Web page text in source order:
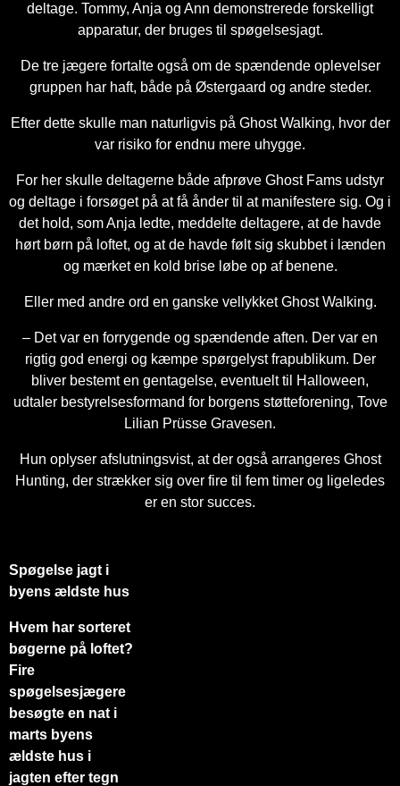
deltage. Tommy, Anja og Ann demonstrerede forskelligt
apparatur, der bruges til spøgelsesjagt.
De tre jægere fortalte også om de spændende oplevelser
gruppen har haft, både på Østergaard og andre steder.
Efter dette skulle man naturligvis på Ghost Walking, hvor der
var risiko for endnu mere uhygge.
For her skulle deltagerne både afprøve Ghost Fams udstyr
og deltage i forsøget på at få ånder til at manifestere sig. Og i
det hold, som Anja ledte, meddelte deltagere, at de havde
hørt børn på loftet, og at de havde følt sig skubbet i lænden
og mærket en kold brise løbe op af benene.
Eller med andre ord en ganske vellykket Ghost Walking.
– Det var en forrygende og spændende aften. Der var en
rigtig god energi og kæmpe spørgelyst frapublikum. Der
bliver bestemt en gentagelse, eventuelt til Halloween,
udtaler bestyrelsesformand for borgens støtteforening, Tove
Lilian Prüsse Gravesen.
Hun oplyser afslutningsvist, at der også arrangeres Ghost
Hunting, der strækker sig over fire til fem timer og ligeledes
er en stor succes.
Spøgelse jagt i
byens ældste hus
Hvem har sorteret
bøgerne på loftet?
Fire
spøgelsesjægere
besøgte en nat i
marts byens
ældste hus i
jagten efter tegn